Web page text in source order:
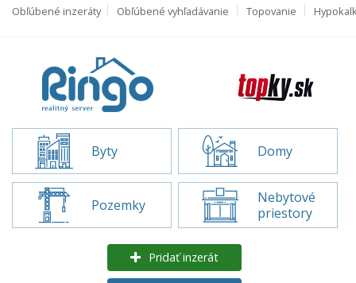
Obľúbené inzeráty Obľúbené vyhľadávanie Topovanie
Byty Domy
Pozemky
Nebytové
priestory
Pridať inzerát